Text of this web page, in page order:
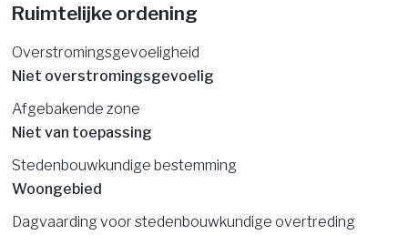
Ruimtelijke ordening
Overstromingsgevoeligheid
Niet overstromingsgevoelig
Afgebakende zone
Niet van toepassing
Stedenbouwkundige bestemming
Woongebied
Dagvaarding voor stedenbouwkundige overtreding